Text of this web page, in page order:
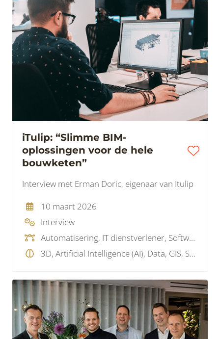
iTulip: “Slimme BIM-
oplossingen voor de hele
bouwketen”
Interview met Erman Doric, eigenaar van Itulip
10 maart 2026
Interview
Automatisering, IT dienstverlener, Softwareleverancier
3D, Artificial Intelligence (AI), Data, GIS, SaaS , Visualisatie